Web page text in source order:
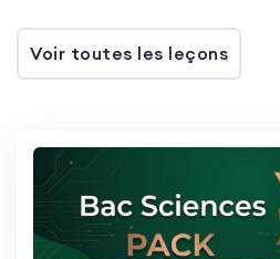
Voir toutes les leçons